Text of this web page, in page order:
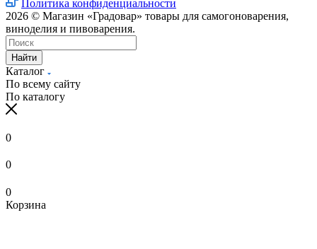
Политика конфиденциальности
2026 © Магазин «Градовар» товары для самогоноварения,
виноделия и пивоварения.
Найти
Каталог
По всему сайту
По каталогу
0
0
0
Корзина